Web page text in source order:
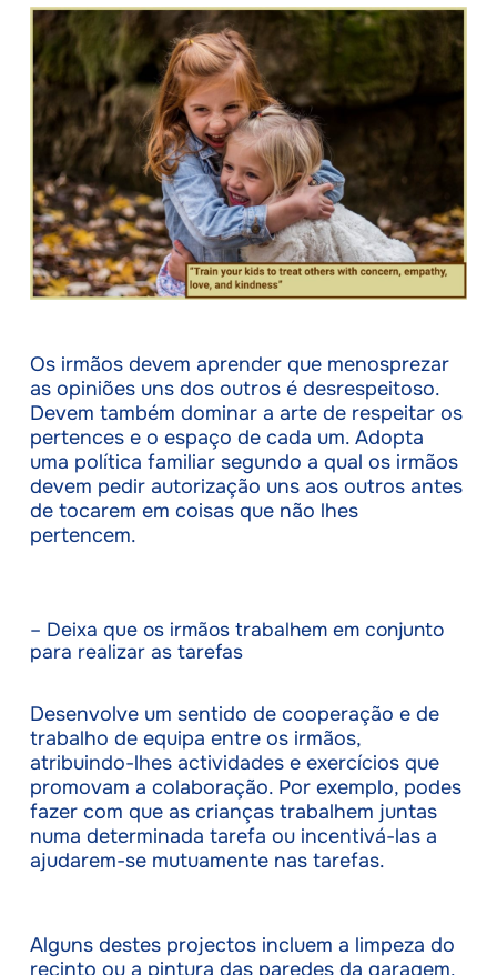
Os irmãos devem aprender que menosprezar
as opiniões uns dos outros é desrespeitoso.
Devem também dominar a arte de respeitar os
pertences e o espaço de cada um. Adopta
uma política familiar segundo a qual os irmãos
devem pedir autorização uns aos outros antes
de tocarem em coisas que não lhes
pertencem.
– Deixa que os irmãos trabalhem em conjunto
para realizar as tarefas
Desenvolve um sentido de cooperação e de
trabalho de equipa entre os irmãos,
atribuindo-lhes actividades e exercícios que
promovam a colaboração. Por exemplo, podes
fazer com que as crianças trabalhem juntas
numa determinada tarefa ou incentivá-las a
ajudarem-se mutuamente nas tarefas.
Alguns destes projectos incluem a limpeza do
recinto ou a pintura das paredes da garagem.